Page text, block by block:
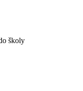
školy